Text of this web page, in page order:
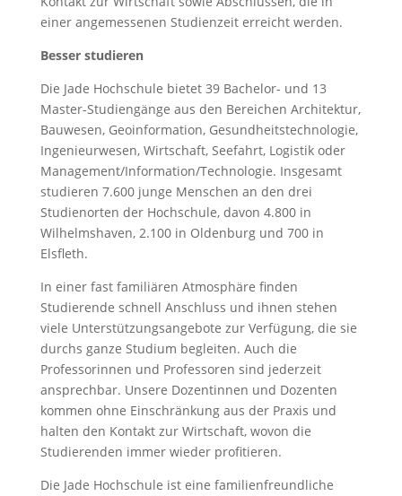
einer angemessenen Studienzeit erreicht werden.
Besser studieren
Die Jade Hochschule bietet 39 Bachelor- und 13
Master-Studiengänge aus den Bereichen Architektur,
Bauwesen, Geoinformation, Gesundheitstechnologie,
Ingenieurwesen, Wirtschaft, Seefahrt, Logistik oder
Management/Information/Technologie. Insgesamt
studieren 7.600 junge Menschen an den drei
Studienorten der Hochschule, davon 4.800 in
Wilhelmshaven, 2.100 in Oldenburg und 700 in
Elsfleth.
In einer fast familiären Atmosphäre finden
Studierende schnell Anschluss und ihnen stehen
viele Unterstützungsangebote zur Verfügung, die sie
durchs ganze Studium begleiten. Auch die
Professorinnen und Professoren sind jederzeit
ansprechbar. Unsere Dozentinnen und Dozenten
kommen ohne Einschränkung aus der Praxis und
halten den Kontakt zur Wirtschaft, wovon die
Studierenden immer wieder profitieren.
Die Jade Hochschule ist eine familienfreundliche